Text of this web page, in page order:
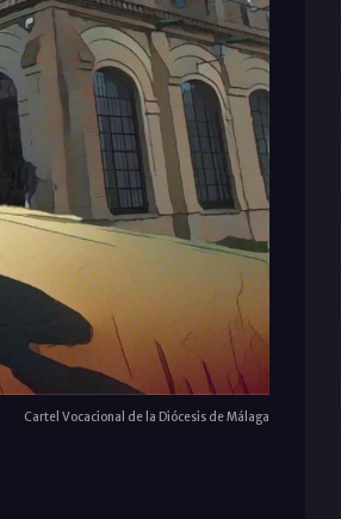
Cartel Vocacional de la Diócesis de Málaga